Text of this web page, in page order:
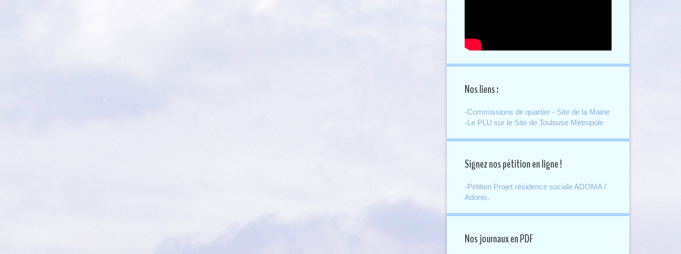
Nos liens :
-Commissions de quartier - Site de la Mairie
-Le PLU sur le Site de Toulouse Métropole
Signez nos pétition en ligne !
-Pétition Projet résidence sociale ADOMA /
Adonis.
Nos journaux en PDF